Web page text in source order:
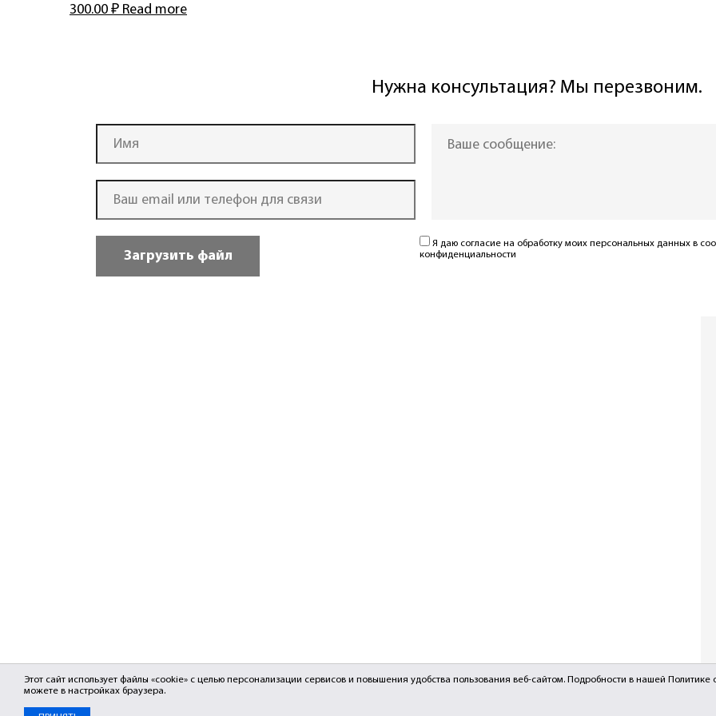
300.00 ₽ Read more
Нужна консультация? Мы перезвоним.
Я даю согласие на обработку моих персональных данных в
конфиденциальности
Этот сайт использует файлы «cookie» с целью персонализации сервисов и повышения удобства пользования веб-сайтом. Подробности в нашей Политике
можете в настройках браузера.